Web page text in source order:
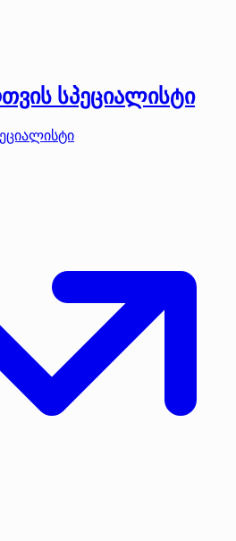
სპეციალისტი